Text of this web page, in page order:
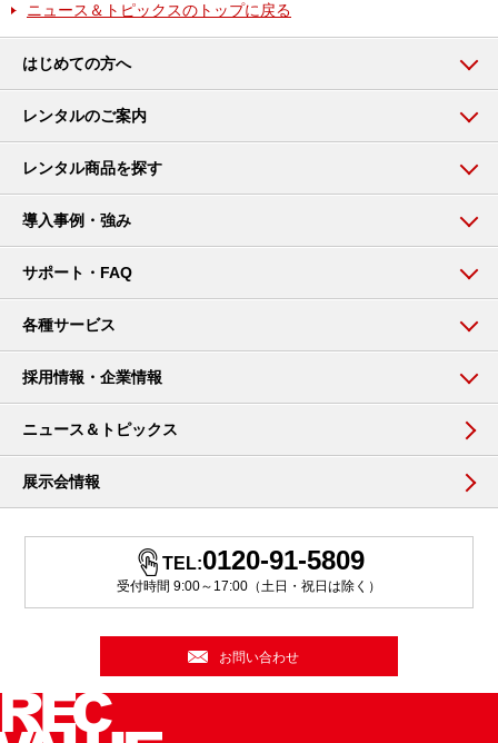
ニュース＆トピックスのトップに戻る
はじめての方へ
レンタルのご案内
レンタル商品を探す
導入事例・強み
サポート・FAQ
各種サービス
採用情報・企業情報
ニュース＆トピックス
展示会情報
TEL:0120-91-5809
受付時間 9:00～17:00（土日・祝日は除く）
お問い合わせ